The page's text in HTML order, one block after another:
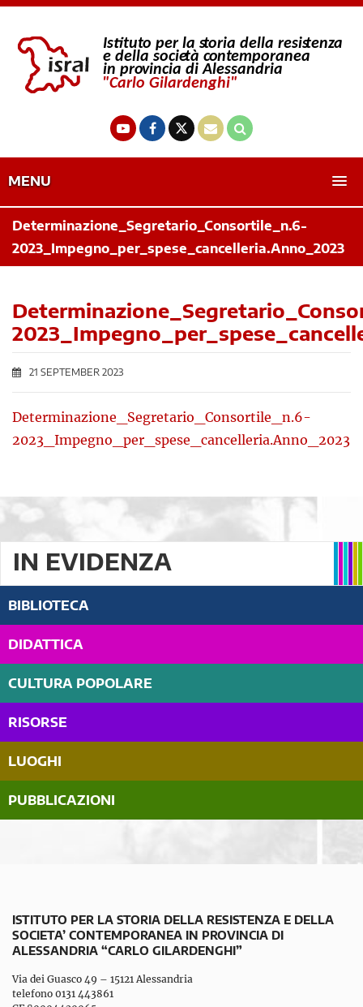
MENU
Determinazione_Segretario_Consortile_n.6-
2023_Impegno_per_spese_cancelleria.Anno_2023
21 SEPTEMBER 2023
Determinazione_Segretario_Consortile_n.6-
2023_Impegno_per_spese_cancelleria.Anno_2023
IN EVIDENZA
BIBLIOTECA
DIDATTICA
CULTURA POPOLARE
RISORSE
LUOGHI
PUBBLICAZIONI
ISTITUTO PER LA STORIA DELLA RESISTENZA E DELLA
SOCIETA’ CONTEMPORANEA IN PROVINCIA DI
ALESSANDRIA “CARLO GILARDENGHI”
Via dei Guasco 49 – 15121 Alessandria
telefono 0131 443861